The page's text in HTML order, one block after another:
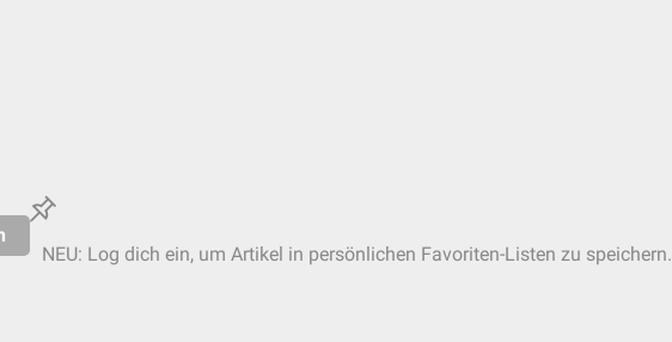
NEU: Log dich ein, um Artikel in persönlichen Favoriten-Listen zu speichern.